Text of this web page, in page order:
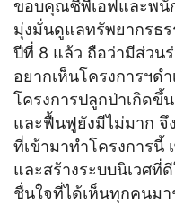
ขอบคุณซีพีเอฟและพนั
มุ่งมั่นดูแลทรัพยากรธ
ปีที่ 8 แล้ว ถือว่ามีส่วน
อยากเห็นโครงการฯด
โครงการปลูกป่าเกิดขึ้
และฟื้นฟูยังมีไม่มาก
ที่เข้ามาทำโครงการนี้
และสร้างระบบนิเวศที่
ชื่นใจที่ได้เห็นทุกคนม